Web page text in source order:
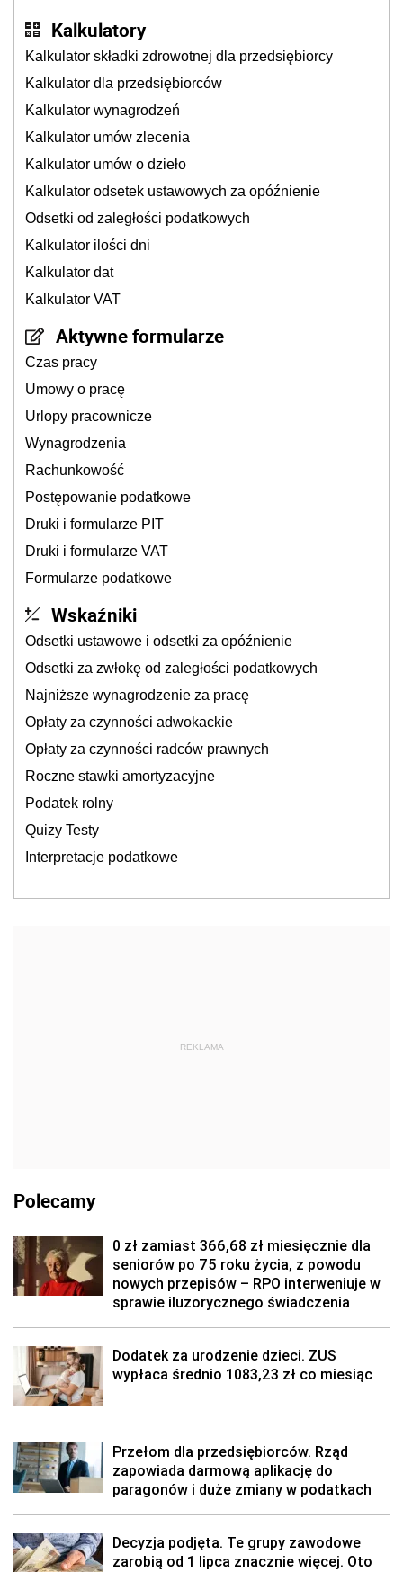
Kalkulatory
Kalkulator składki zdrowotnej dla przedsiębiorcy
Kalkulator dla przedsiębiorców
Kalkulator wynagrodzeń
Kalkulator umów zlecenia
Kalkulator umów o dzieło
Kalkulator odsetek ustawowych za opóźnienie
Odsetki od zaległości podatkowych
Kalkulator ilości dni
Kalkulator dat
Kalkulator VAT
Aktywne formularze
Czas pracy
Umowy o pracę
Urlopy pracownicze
Wynagrodzenia
Rachunkowość
Postępowanie podatkowe
Druki i formularze PIT
Druki i formularze VAT
Formularze podatkowe
Wskaźniki
Odsetki ustawowe i odsetki za opóźnienie
Odsetki za zwłokę od zaległości podatkowych
Najniższe wynagrodzenie za pracę
Opłaty za czynności adwokackie
Opłaty za czynności radców prawnych
Roczne stawki amortyzacyjne
Podatek rolny
Quizy Testy
Interpretacje podatkowe
REKLAMA
Polecamy
0 zł zamiast 366,68 zł miesięcznie dla
seniorów po 75 roku życia, z powodu
nowych przepisów – RPO interweniuje w
sprawie iluzorycznego świadczenia
Dodatek za urodzenie dzieci. ZUS
wypłaca średnio 1083,23 zł co miesiąc
Przełom dla przedsiębiorców. Rząd
zapowiada darmową aplikację do
paragonów i duże zmiany w podatkach
Decyzja podjęta. Te grupy zawodowe
zarobią od 1 lipca znacznie więcej. Oto